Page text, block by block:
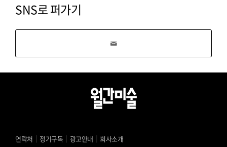
SNS로 퍼가기
연락처 정기구독 광고안내
회사소개